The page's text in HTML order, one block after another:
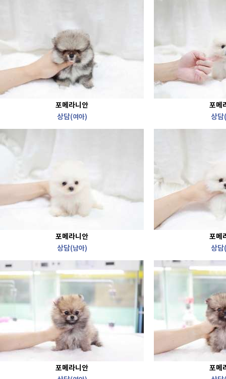
포메라니안
상담(여아)
포메
상담
포메라니안
상담(남아)
포메
상담
포메라니안
포메